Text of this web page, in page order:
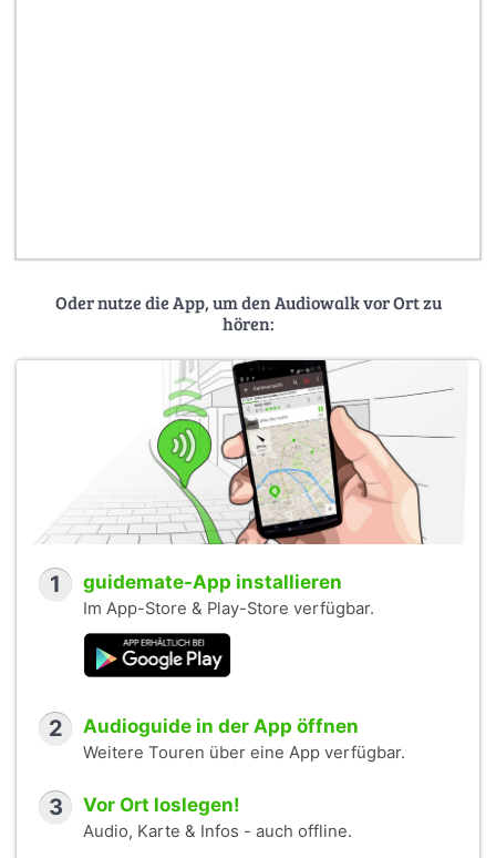
Oder nutze die App, um den Audiowalk vor Ort zu
hören:
1 guidemate-App installieren
Im App-Store & Play-Store verfügbar.
2 Audioguide in der App öffnen
Weitere Touren über eine App verfügbar.
3 Vor Ort loslegen!
Audio, Karte & Infos - auch offline.